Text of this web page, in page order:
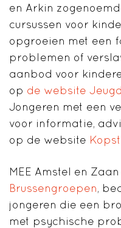
en Arkin
cursussen voor
opgroeien met een
problemen of
aanbod voor
op de website
Jongeren met een
voor informatie,
op de website
MEE Amstel en
Brussengroepen,
jongeren die een
met psychische